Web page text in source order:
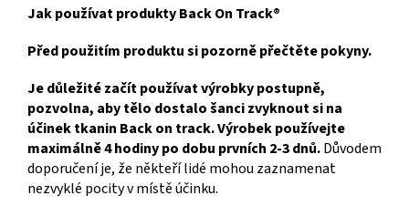
Jak používat produkty Back On Track®
Před použitím produktu si pozorně přečtěte pokyny.
Je důležité začít používat výrobky postupně,
pozvolna, aby tělo dostalo šanci zvyknout si na
účinek tkanin Back on track. Výrobek používejte
maximálně 4 hodiny po dobu prvních 2-3 dnů.Důvodem
doporučení je, že někteří lidé mohou zaznamenat
nezvyklé pocity v místě účinku.